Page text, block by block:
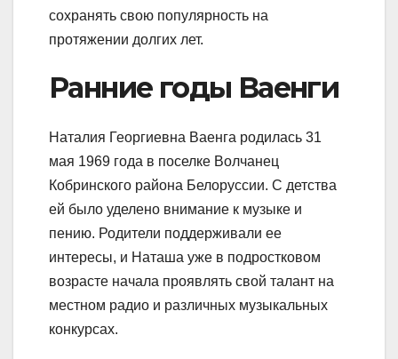
сохранять свою популярность на
протяжении долгих лет.
Ранние годы Ваенги
Наталия Георгиевна Ваенга родилась 31
мая 1969 года в поселке Волчанец
Кобринского района Белоруссии. С детства
ей было уделено внимание к музыке и
пению. Родители поддерживали ее
интересы, и Наташа уже в подростковом
возрасте начала проявлять свой талант на
местном радио и различных музыкальных
конкурсах.